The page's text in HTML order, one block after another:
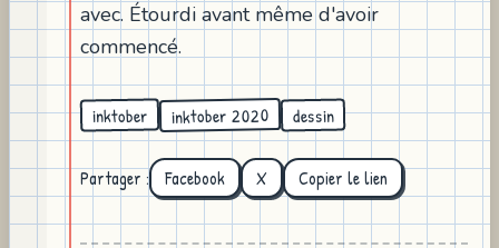
avec. Étourdi avant même d'avoir
commencé.
inktober inktober 2020 dessin
Partager : Facebook X Copier le lien